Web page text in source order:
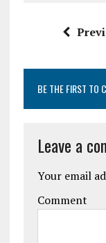
BE THE FIRST TO
Leave a
Your email
Comment